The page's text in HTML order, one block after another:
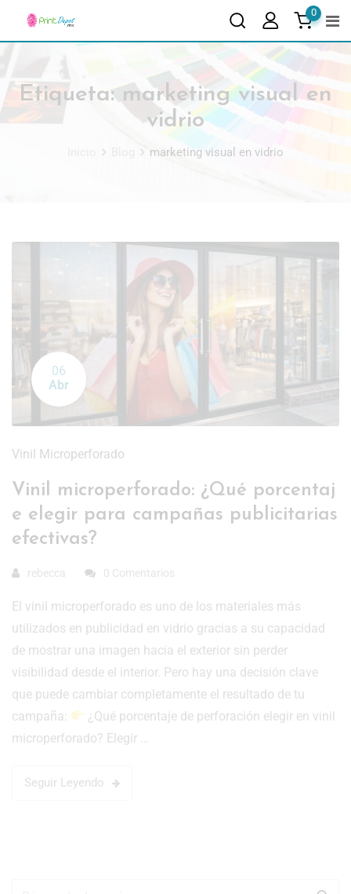
0
Etiqueta: marketing visual en
vidrio
marketing visual en vidrio
06
Abr
Vinil Microperforado
Vinil microperforado: ¿Qué porcentaj
e elegir para campañas publicitarias
efectivas?
rebecca 0 Comentarios
El vinil microperforado es uno de los materiales más
utilizados en publicidad en vidrio gracias a su capacidad
de mostrar una imagen hacia el exterior sin perder
visibilidad desde el interior. Pero hay una decisión clave
que puede cambiar completamente el resultado de tu
campaña:
¿Qué porcentaje de perforación elegir en vinil
microperforado? Elegir …
Seguir Leyendo